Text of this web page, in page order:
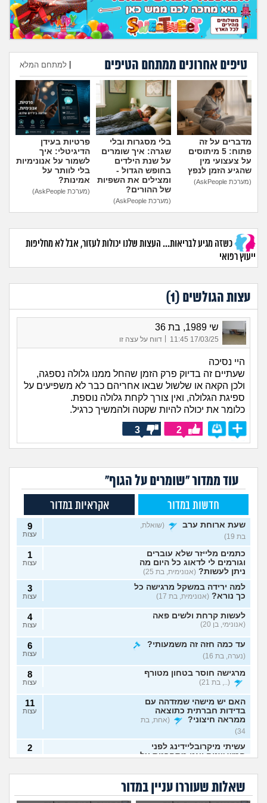
מה שעובר עליי
שומרים על הגוף
פיננסי וכלכלה
בין הסדינים
חיות מחמד
יוקר המחיה
גאווה
טיפים אחרונים ממתחם הטיפים למתחם המלא
הוספת טיפ
מדברים על זה
פתוח: 5 מיתוסים
על צעצועי מין
שהגיע הזמן לנפץ
(מערכת AskPeople)
בלי מסגרות ובלי
שגרה: איך שומרים
על שנת הילדים
בחופש הגדול -
ומצילים את השפיות
של ההורים?
(מערכת AskPeople)
פרטיות בעידן
הדיגיטלי: איך
לשמור על אנונימיות
בלי לוותר על
אמינות?
(מערכת AskPeople)
כשזה מגיע לבריאות... העצות שלנו יכולות לעזור, אבל לא מחליפות
ייעוץ רפואי
עצות הגולשים (1
)
שי 1989, בת 36
17/03/25 11:45 דווח על עצה זו
היי נסיכה
שעתיים זה בדיוק פרק הזמן שהחל ממנו גלולה נספגה,
ולכן הקאה או שלשול שבאו אחריהם כבר לא משפיעים על
ספיגת הגלולה, ואין צורך לקחת גלולה נוספת.
כלומר את יכולה להיות שקטה ולהמשיך כרגיל.
2
3
עוד ממדור "שומרים על הגוף"
חדשות במדור אקראיות במדור
שעת ארוחת ערב
(שואלת,
בת 19)
9
עצות
כתמים מלייזר שלא עוברים
וגורמים לי לדאוג כל היום מה
ניתן לעשות? (אנונימית, בת 25)
1
עצות
למה ירידה במשקל מרגישה כל
כך נורא? (אנונימית, בת 17)
3
עצות
לעשות קרחת ולשים פאה
(אנונימי, בן 20)
4
עצות
עד כמה חזה זה משמעותי?
(נערה, בת 16)
6
עצות
מרגישה חוסר בטחון מטורף
(.., בת 21)
8
עצות
האם יש מישהי שמזדהה עם
בדידות חברתית כתוצאה
ממראה חיצוני?
(אחת, בת
34)
11
עצות
עשיתי מיקרובליידינג לפני
חמש שנים ואני מתחרטת על
2
איך לדעת אם אני בחורה יפה?
/ מושכת כלפי חוץ?
(לאמפסיקהלחשוב, בת 21)
שאלות שעוררו עניין במדור
יש לי כינים וזה לא
יכולה לנסות?
השמנתי 30 קילו, איך
שזה המשקל שלי
עכשיו?
החיסון התחלתי
להשמין, יכול להיות
שהרסו לי את המצב